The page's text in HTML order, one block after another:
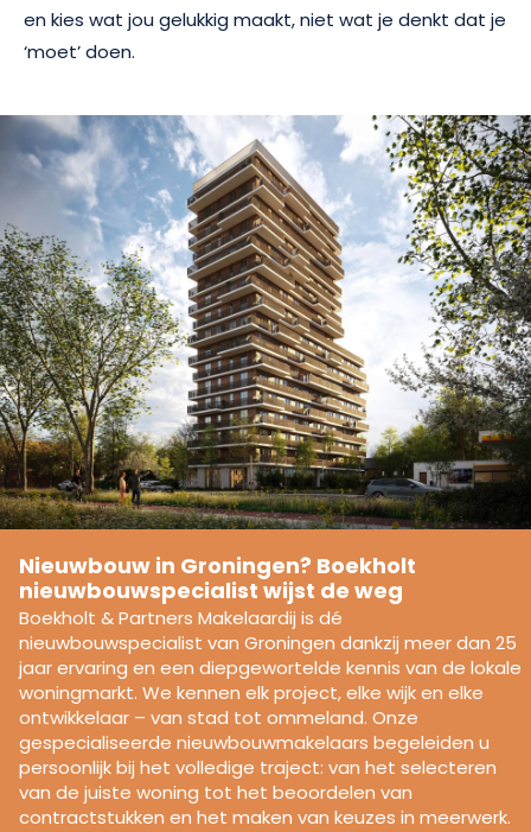
en kies wat jou gelukkig maakt, niet wat je denkt dat je
‘moet’ doen.
Nieuwbouw in Groningen? Boekholt
nieuwbouwspecialist wijst de weg
Boekholt & Partners Makelaardij is dé
nieuwbouwspecialist van Groningen dankzij meer dan 25
jaar ervaring en een diepgewortelde kennis van de lokale
woningmarkt. We kennen elk project, elke wijk en elke
ontwikkelaar – van stad tot ommeland. Onze
gespecialiseerde nieuwbouwmakelaars begeleiden u
persoonlijk bij het volledige traject: van het selecteren
van de juiste woning tot het beoordelen van
contractstukken en het maken van keuzes in meerwerk.